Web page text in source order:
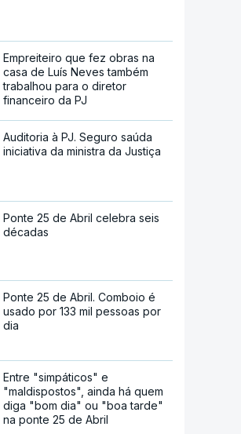
Empreiteiro que fez obras na
casa de Luís Neves também
trabalhou para o diretor
financeiro da PJ
Auditoria à PJ. Seguro saúda
iniciativa da ministra da Justiça
Ponte 25 de Abril celebra seis
décadas
Ponte 25 de Abril. Comboio é
usado por 133 mil pessoas por
dia
Entre "simpáticos" e
"maldispostos", ainda há quem
diga "bom dia" ou "boa tarde"
na ponte 25 de Abril